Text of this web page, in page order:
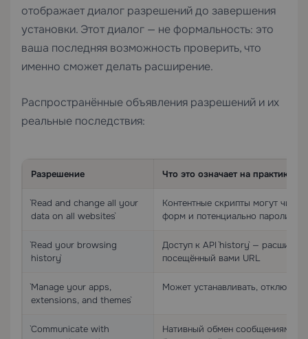
отображает диалог разрешений до завершения
установки. Этот диалог — не формальность: это
ваша последняя возможность проверить, что
именно сможет делать расширение.
Распространённые объявления разрешений и их
реальные последствия:
Разрешение Что это означает на практике
`Read and change all your
data on all websites`
Контентные скрипты могут
форм и потенциально пароли,
`Read your browsing
history`
Доступ к API `history` —
посещённый вами URL
`Manage your apps,
extensions, and themes`
Может устанавливать,
`Communicate with
Нативный обмен сообщениями —